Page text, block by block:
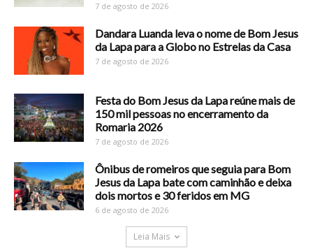
7 de agosto de 2026
Dandara Luanda leva o nome de Bom Jesus
da Lapa para a Globo no Estrelas da Casa
7 de agosto de 2026
Festa do Bom Jesus da Lapa reúne mais de
150 mil pessoas no encerramento da
Romaria 2026
7 de agosto de 2026
Ônibus de romeiros que seguia para Bom
Jesus da Lapa bate com caminhão e deixa
dois mortos e 30 feridos em MG
6 de agosto de 2026
Leia Mais